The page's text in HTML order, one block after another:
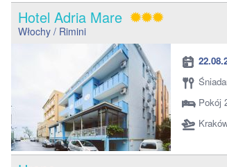
Hotel Adria Mare
Włochy / Rimini
Pokój